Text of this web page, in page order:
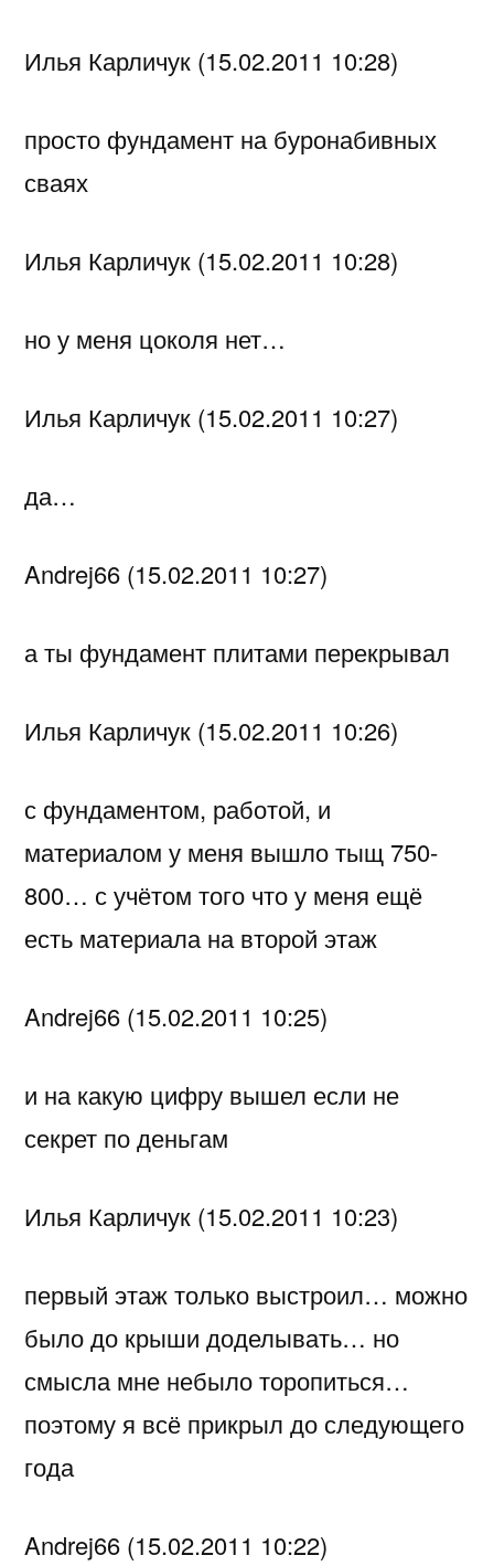
Илья Карличук (15.02.2011 10:28)
просто фундамент на буронабивных
сваях
Илья Карличук (15.02.2011 10:28)
но у меня цоколя нет…
Илья Карличук (15.02.2011 10:27)
да…
Andrej66 (15.02.2011 10:27)
а ты фундамент плитами перекрывал
Илья Карличук (15.02.2011 10:26)
с фундаментом, работой, и
материалом у меня вышло тыщ 750-
800… с учётом того что у меня ещё
есть материала на второй этаж
Andrej66 (15.02.2011 10:25)
и на какую цифру вышел если не
секрет по деньгам
Илья Карличук (15.02.2011 10:23)
первый этаж только выстроил… можно
было до крыши доделывать… но
смысла мне небыло торопиться…
поэтому я всё прикрыл до следующего
года
Andrej66 (15.02.2011 10:22)